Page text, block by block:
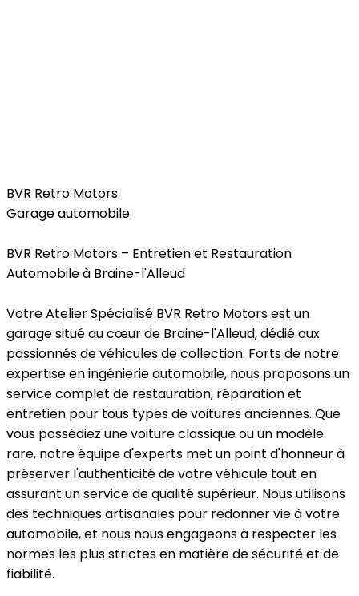
BVR Retro Motors
Garage automobile
BVR Retro Motors – Entretien et Restauration
Automobile à Braine-l'Alleud
Votre Atelier Spécialisé BVR Retro Motors est un
garage situé au cœur de Braine-l'Alleud, dédié aux
passionnés de véhicules de collection. Forts de notre
expertise en ingénierie automobile, nous proposons un
service complet de restauration, réparation et
entretien pour tous types de voitures anciennes. Que
vous possédiez une voiture classique ou un modèle
rare, notre équipe d'experts met un point d'honneur à
préserver l'authenticité de votre véhicule tout en
assurant un service de qualité supérieur. Nous utilisons
des techniques artisanales pour redonner vie à votre
automobile, et nous nous engageons à respecter les
normes les plus strictes en matière de sécurité et de
fiabilité.